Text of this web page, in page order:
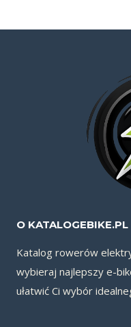
O KATALOGEBIKE.PL
Katalog rowerów
wybieraj najlepszy e-
ułatwić Ci wybór